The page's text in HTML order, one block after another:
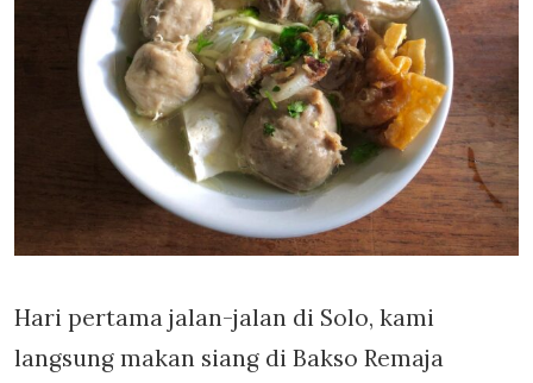
Hari pertama jalan-jalan di Solo, kami
langsung makan siang di Bakso Remaja